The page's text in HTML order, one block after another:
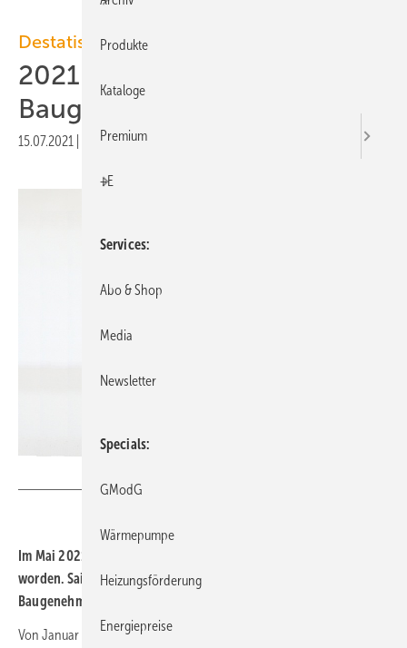
Destatis
2021-05: 8,7 % mehr
Baugenehmigungen
15.07.2021 Druckvorschau
Im Mai 2021 ist der Bau von 32 384 Wohnungen genehmigt
worden. Saison- und kalenderbereinigt sind das 8,7 % mehr
Baugenehmigungen als im April 2021.
Von Januar bis Mai 2021 wurden im Vergleich zum Vorjahreszeitraum
Produkte
Kataloge
Premium
+E
Services
Abo & Shop
Media
Newsletter
Specials
GModG
Wärmepumpe
Heizungsförderung
Energiepreise